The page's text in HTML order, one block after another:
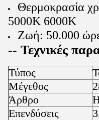
Θερμοκρασία
5000K 6000K
Ζωή: 50.000
-- Τεχνικές
Τύπος
Μέγεθος
Άρθρο
Επενδύσεις